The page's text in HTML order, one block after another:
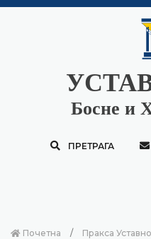
Босне и
ПРЕТРАГА
Почетна
Пракса